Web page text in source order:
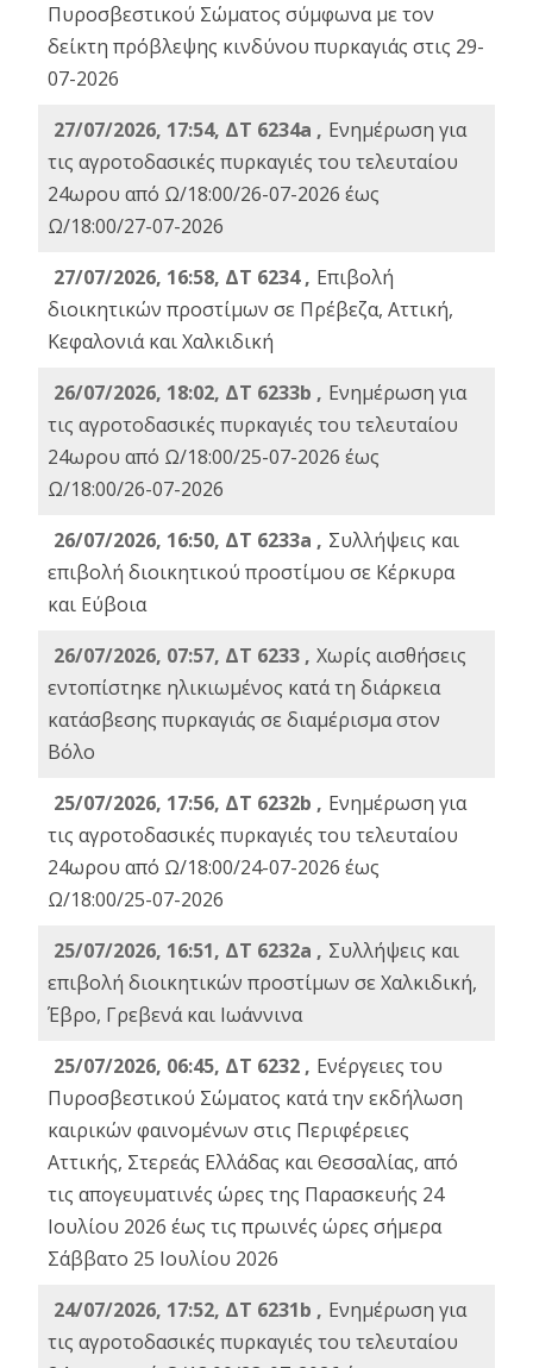
Πυροσβεστικού Σώματος σύμφωνα με τον
δείκτη πρόβλεψης κινδύνου πυρκαγιάς στις 29-
07-2026
27/07/2026, 17:54, ΔΤ 6234a , Ενημέρωση για
τις αγροτοδασικές πυρκαγιές του τελευταίου
24ωρου από Ω/18:00/26-07-2026 έως
Ω/18:00/27-07-2026
27/07/2026, 16:58, ΔΤ 6234 , Eπιβολή
διοικητικών προστίμων σε Πρέβεζα, Αττική,
Κεφαλονιά και Χαλκιδική
26/07/2026, 18:02, ΔΤ 6233b , Ενημέρωση για
τις αγροτοδασικές πυρκαγιές του τελευταίου
24ωρου από Ω/18:00/25-07-2026 έως
Ω/18:00/26-07-2026
26/07/2026, 16:50, ΔΤ 6233a , Συλλήψεις και
επιβολή διοικητικού προστίμου σε Κέρκυρα
και Εύβοια
26/07/2026, 07:57, ΔΤ 6233 , Χωρίς αισθήσεις
εντοπίστηκε ηλικιωμένος κατά τη διάρκεια
κατάσβεσης πυρκαγιάς σε διαμέρισμα στον
Βόλο
25/07/2026, 17:56, ΔΤ 6232b , Ενημέρωση για
τις αγροτοδασικές πυρκαγιές του τελευταίου
24ωρου από Ω/18:00/24-07-2026 έως
Ω/18:00/25-07-2026
25/07/2026, 16:51, ΔΤ 6232a , Συλλήψεις και
επιβολή διοικητικών προστίμων σε Χαλκιδική,
Έβρο, Γρεβενά και Ιωάννινα
25/07/2026, 06:45, ΔΤ 6232 , Ενέργειες του
Πυροσβεστικού Σώματος κατά την εκδήλωση
καιρικών φαινομένων στις Περιφέρειες
Αττικής, Στερεάς Ελλάδας και Θεσσαλίας, από
τις απογευματινές ώρες της Παρασκευής 24
Ιουλίου 2026 έως τις πρωινές ώρες σήμερα
Σάββατο 25 Ιουλίου 2026
24/07/2026, 17:52, ΔΤ 6231b , Ενημέρωση για
τις αγροτοδασικές πυρκαγιές του τελευταίου